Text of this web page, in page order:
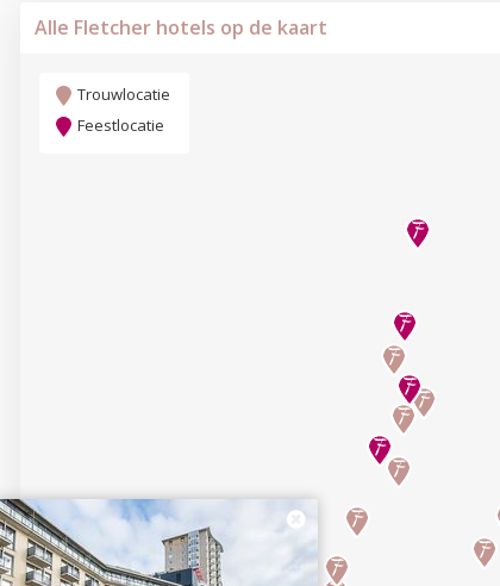
Alle Fletcher hotels op de kaart
Trouwlocatie
Feestlocatie